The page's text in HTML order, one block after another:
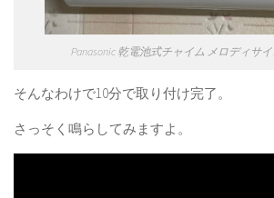
Panasonic 乾電池式チャイム メロディサイ
そんなわけで10分で取り付け完了。
さっそく鳴らしてみますよ。